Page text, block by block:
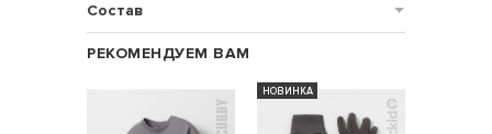
Состав
РЕКОМЕНДУЕМ ВАМ
НОВИНКА